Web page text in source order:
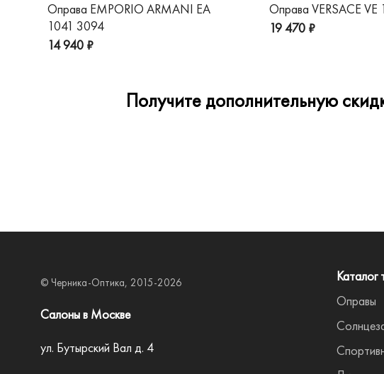
Оправа EMPORIO ARMANI EA
1041 3094
14 940 ₽
Оправа VERSACE VE
19 470 ₽
Получите дополнительную
© Черника-Оптика, 2015-2026
Салоны в Москве
ул. Бутырский Вал д. 4
Каталог
Оправы